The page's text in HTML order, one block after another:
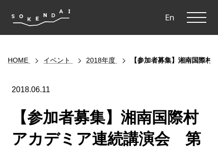
En
HOME イベント 2018年度 【参加者募集】湘南国際
2018.06.11
【参加者募集】湘南国際村
アカデミア連続講演会 第